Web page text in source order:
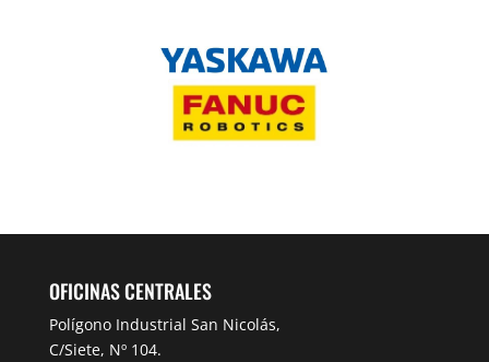
OFICINAS CENTRALES
Polígono Industrial San Nicolás,
C/Siete, Nº 104.